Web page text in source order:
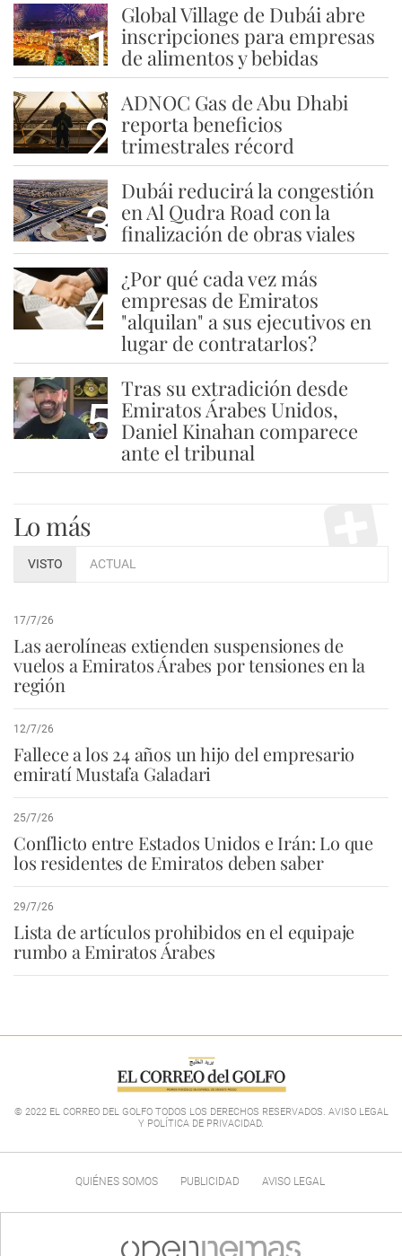
1
Global Village de Dubái abre
inscripciones para empresas
de alimentos y bebidas
2
ADNOC Gas de Abu Dhabi
reporta beneficios
trimestrales récord
3
Dubái reducirá la congestión
en Al Qudra Road con la
finalización de obras viales
4
¿Por qué cada vez más
empresas de Emiratos
"alquilan" a sus ejecutivos en
lugar de contratarlos?
5
Tras su extradición desde
Emiratos Árabes Unidos,
Daniel Kinahan comparece
ante el tribunal
Lo más
VISTO ACTUAL
17/7/26
Las aerolíneas extienden suspensiones de
vuelos a Emiratos Árabes por tensiones en la
región
12/7/26
Fallece a los 24 años un hijo del empresario
emiratí Mustafa Galadari
25/7/26
Conflicto entre Estados Unidos e Irán: Lo que
los residentes de Emiratos deben saber
29/7/26
Lista de artículos prohibidos en el equipaje
rumbo a Emiratos Árabes
© 2022 EL CORREO DEL GOLFO TODOS LOS DERECHOS RESERVADOS. AVISO LEGAL
Y POLÍTICA DE PRIVACIDAD.
QUIÉNES SOMOS PUBLICIDAD AVISO LEGAL